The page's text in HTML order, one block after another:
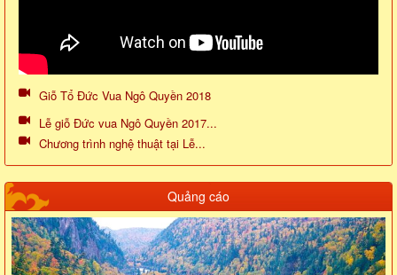
Giỗ Tổ Đức Vua Ngô Quyền 2018
Lễ giỗ Đức vua Ngô Quyền 2017...
Chương trình nghệ thuật tại Lễ...
Quảng cáo